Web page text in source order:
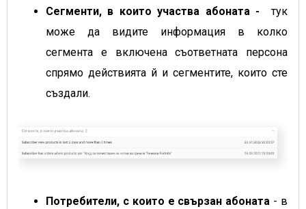
Сегменти, в които участва абоната -
тук
може да видите информация в колко
сегмента е включена съответната персона
спрямо действията й и сегментите, които сте
създали.
Потребители, с които е свързан абоната - в